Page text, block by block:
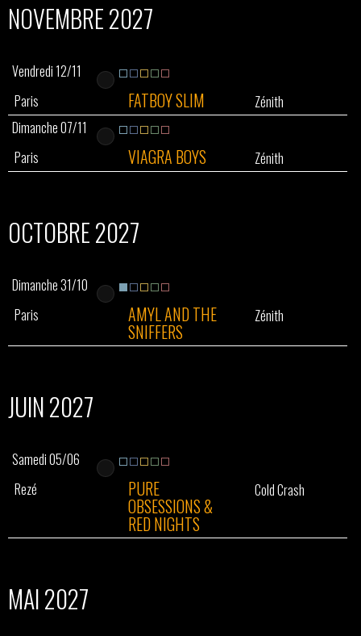
NOVEMBRE 2027
Vendredi 12/11
Paris
FATBOY SLIM
Zénith
Dimanche 07/11
Paris
VIAGRA BOYS Zénith
OCTOBRE 2027
Dimanche 31/10
Paris
AMYL AND THE
SNIFFERS
Zénith
JUIN 2027
Samedi 05/06
Rezé
PURE
OBSESSIONS &
RED NIGHTS
Cold Crash
MAI 2027